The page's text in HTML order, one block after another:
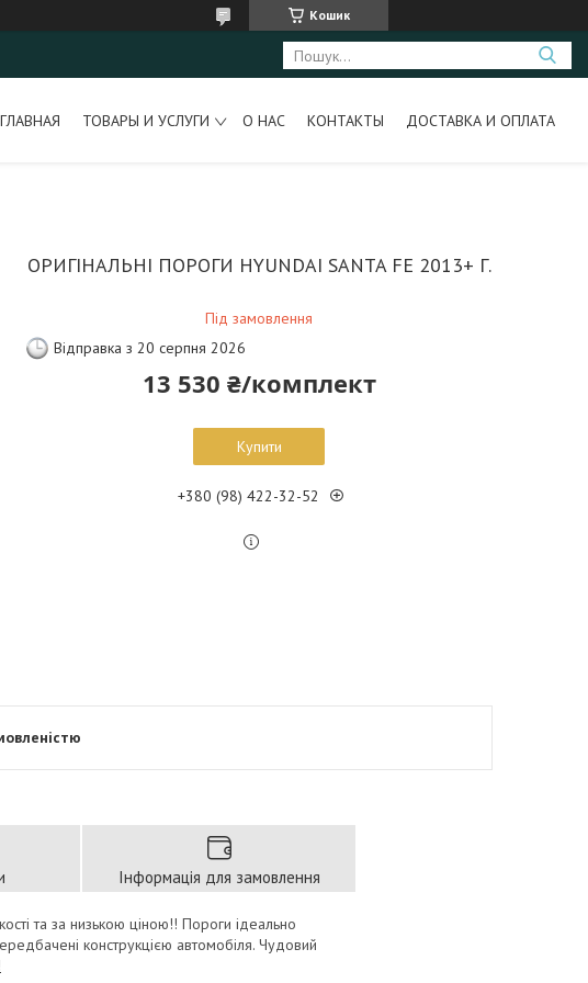
Кошик
ГЛАВНАЯ ТОВАРЫ И УСЛУГИ О НАС КОНТАКТЫ ДОСТАВКА И ОПЛАТА
ОРИГІНАЛЬНІ ПОРОГИ HYUNDAI SANTA FE 2013+ Г.
Під замовлення
Відправка з 20 серпня 2026
13 530 ₴/комплект
Купити
+380 (98) 422-32-52
Інформація для замовлення
та за низькою ціною!! Пороги ідеально
конструкцією автомобіля. Чудовий